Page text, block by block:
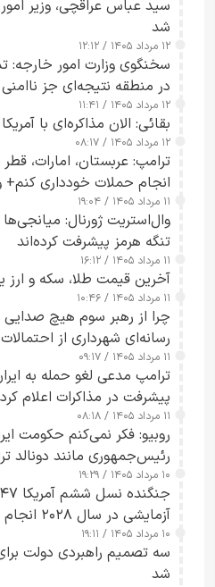
سید عباس عراقچی، وزیر
شد
۱۲ مرداد ۱۴۰۵ / ۱۲:۱۲
سخنگوی وزارت امور خارجه:
در منطقه نتیجه‌ای جز ناامنی
۱۲ مرداد ۱۴۰۵ / ۱۱:۴۱
بقائی: الان مذاکره‌ای با
۱۲ مرداد ۱۴۰۵ / ۰۸:۱۷
ترامپ: عربستان، امارات،
انجام حملات خودداری کنم+
۱۱ مرداد ۱۴۰۵ / ۱۹:۰۴
وال‌استریت ژورنال:
تنگه هرمز پیشرفت کرده‌اند
۱۱ مرداد ۱۴۰۵ / ۱۶:۱۲
آخرین قیمت طلا، سکه و ارز یکشنبه 11
۱۱ مرداد ۱۴۰۵ / ۱۰:۴۶
چرا از رهبر سوم هیچ
رسانه‌ای شهرداری از
جاسوسی گفت
۱۱ مرداد ۱۴۰۵ / ۰۹:۱۷
ترامپ مدعی لغو
پیشرفت در مذاکرات اعلام کرد
۱۱ مرداد ۱۴۰۵ / ۰۸:۱۸
روبیو: فکر نمی‌کنم حکومت
رئیس‌جمهوری مانند دونالد
کسی که واقعاً دست به اقدام
۱۰ مرداد ۱۴۰۵ / ۱۹:۲۹
آزمایشی در سال ۲۰۲۸ انجام می‌شود
۱۰ مرداد ۱۴۰۵ / ۱۹:۱۱
سه تصمیم راهبردی دولت
شد